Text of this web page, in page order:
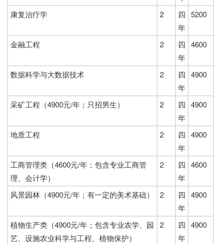
康复治疗学
2
四
年
5200
金融工程 2
四
年
4600
数据科学与大数据技术 2
四
年
4900
采矿工程（4900元/年；只招男生） 2
四
年
4900
地质工程 2
四
年
4900
工商管理类（4600元/年；包含专业工商管
理、会计学）
2
四
年
4600
风景园林（4900元/年；有一定的美术基础） 2
四
年
4900
植物生产类（4900元/年；包含专业农学、园
艺、设施农业科学与工程、植物保护）
2
四
年
4900